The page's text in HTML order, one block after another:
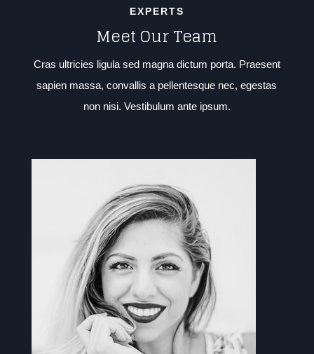
EXPERTS
Meet Our Team
Cras ultricies ligula sed magna dictum porta. Praesent
sapien massa, convallis a pellentesque nec, egestas
non nisi. Vestibulum ante ipsum.